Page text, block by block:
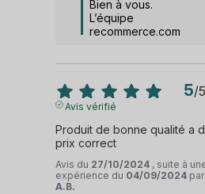
Bien à vous.
L’équipe
recommerce.com
5/5
Avis vérifié
Produit de bonne qualité a
prix correct
Avis du 27/10/2024 , suite à
expérience du 04/09/2024 par
A.B.